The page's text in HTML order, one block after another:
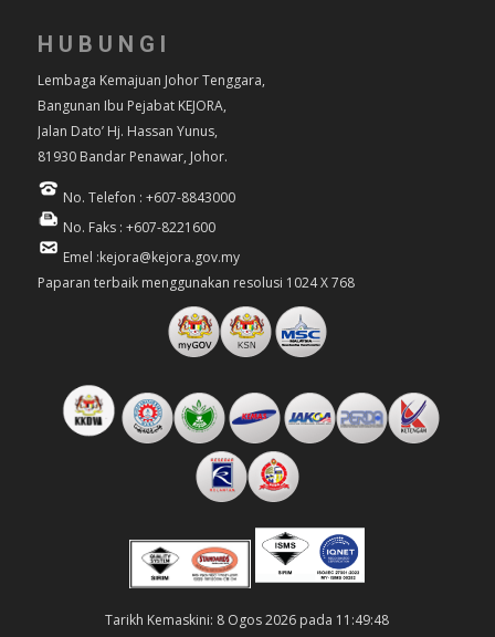
HUBUNGI
Lembaga Kemajuan Johor Tenggara,
Bangunan Ibu Pejabat KEJORA,
Jalan Dato’ Hj. Hassan Yunus,
81930 Bandar Penawar, Johor.
No. Telefon : +607-8843000
No. Faks : +607-8221600
Emel :kejora@kejora.gov.my
Paparan terbaik menggunakan resolusi 1024 X 768
Tarikh Kemaskini: 8 Ogos 2026 pada 11:49:48